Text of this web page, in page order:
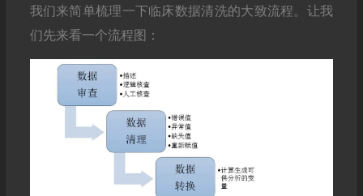
我们来简单梳理一下临床数据清洗的大致流程。让我
们先来看一个流程图：